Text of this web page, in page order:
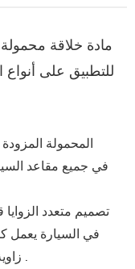
للتطبيق على
تصميم متعدد الزوايا
في السيارة يعمل
زاوية التشغيل المريحة بناءً على حاجتك الفعلية .